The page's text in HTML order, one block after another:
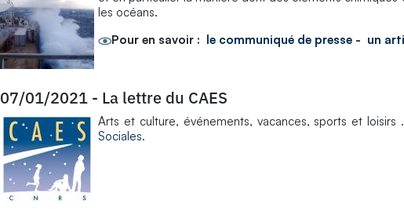
les océans.
Pour en savoir :
le communiqué de presse - un
07/01/2021 - La lettre du CAES
Arts et culture, événements, vacances, sports et loisirs
Sociales.